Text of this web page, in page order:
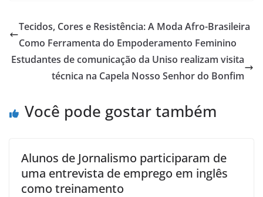
Tecidos, Cores e Resistência: A Moda Afro-Brasileira
Como Ferramenta do Empoderamento Feminino
Estudantes de comunicação da Uniso realizam visita
técnica na Capela Nosso Senhor do Bonfim
Você pode gostar também
Alunos de Jornalismo participaram de
uma entrevista de emprego em inglês
como treinamento